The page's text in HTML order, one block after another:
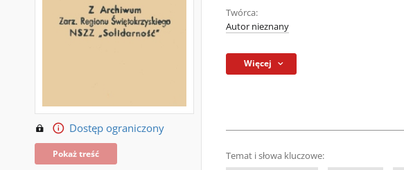
Dostęp ograniczony
Pokaż treść
Twórca:
Autor nieznany
Więcej
Temat i słowa kluczowe: